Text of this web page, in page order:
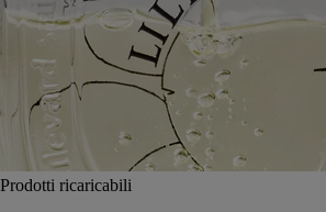
Prodotti ricaricabili